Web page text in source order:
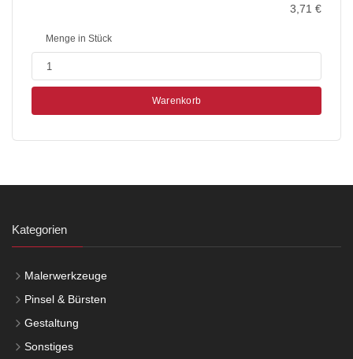
3,71 €
Menge in Stück
Warenkorb
Kategorien
Malerwerkzeuge
Pinsel & Bürsten
Gestaltung
Sonstiges